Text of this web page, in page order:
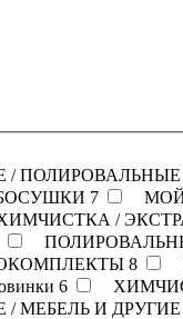
/
7
/
8
6
/ МЕБЕЛЬ И